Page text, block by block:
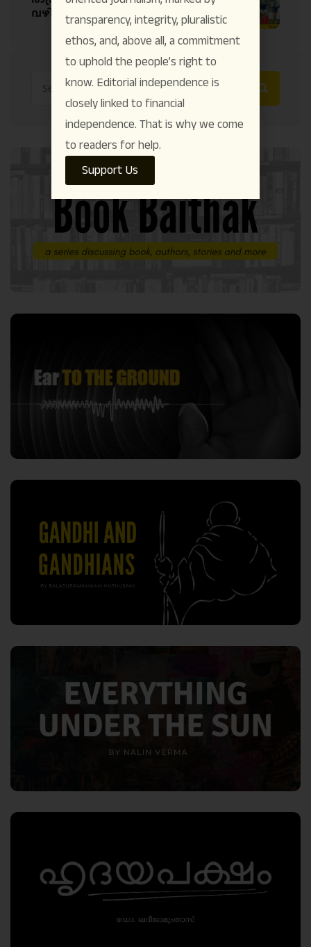
വഴിവിട്ട യാത്രകൾ
transparency, integrity, pluralistic
ethos, and, above all, a commitment
to uphold the people’s right to
know. Editorial independence is
closely linked to financial
independence. That is why we come
to readers for help.
Support Us